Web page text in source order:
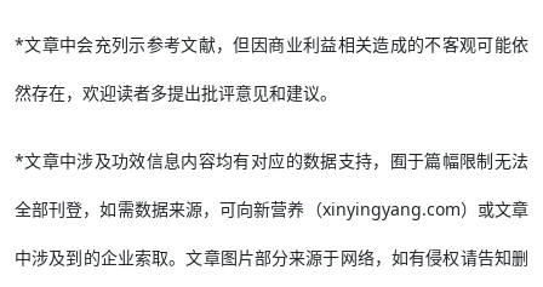
*文章中会充列示参考文献，但因商业利益相关造成的不客观可能依
然存在，欢迎读者多提出批评意见和建议。
*文章中涉及功效信息内容均有对应的数据支持，囿于篇幅限制无法
全部刊登，如需数据来源，可向新营养（xinyingyang.com）或文章
中涉及到的企业索取。文章图片部分来源于网络，如有侵权请告知删